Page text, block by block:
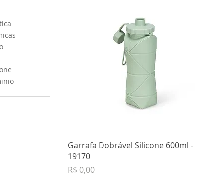
Garrafa Dobrável Silicone 600ml -
19170
Preço
R$ 0,00